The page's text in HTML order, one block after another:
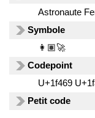
Astronaute
Symbole
👩🏽‍🚀
Codepoint
U+1f469
Petit code